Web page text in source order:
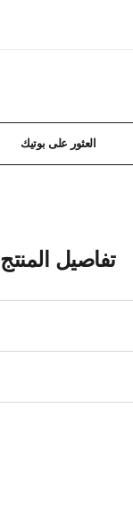
العثور على بوتيك
تفاصيل المنتج